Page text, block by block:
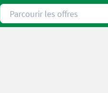
Parcourir les offres